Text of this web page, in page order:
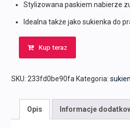
Stylizowana paskiem nabierze
Idealna także jako sukienka do
Kup teraz
SKU: 233fd0be90fa Kategoria:
Opis Informacje